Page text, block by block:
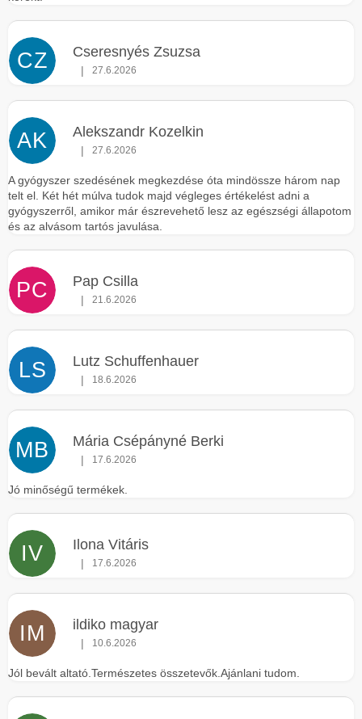
CZ Cseresnyés Zsuzsa
Az áruház értékelése 5-ből 5 csillag.
| 27.6.2026
AK Alekszandr Kozelkin
Az áruház értékelése 5-ből 5 csillag.
| 27.6.2026
A gyógyszer szedésének megkezdése óta mindössze három nap
telt el. Két hét múlva tudok majd végleges értékelést adni a
gyógyszerről, amikor már észrevehető lesz az egészségi állapotom
és az alvásom tartós javulása.
PC Pap Csilla
Az áruház értékelése 5-ből 5 csillag.
| 21.6.2026
LS Lutz Schuffenhauer
Az áruház értékelése 5-ből 5 csillag.
| 18.6.2026
MB Mária Csépányné Berki
Az áruház értékelése 5-ből 5 csillag.
| 17.6.2026
Jó minőségű termékek.
IV Ilona Vitáris
Az áruház értékelése 5-ből 5 csillag.
| 17.6.2026
IM ildiko magyar
Az áruház értékelése 5-ből 5 csillag.
| 10.6.2026
Jól bevált altató.Természetes összetevők.Ajánlani tudom.